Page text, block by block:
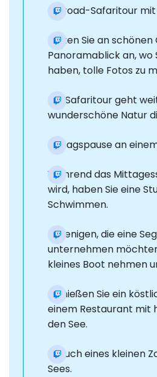
Offroad-Safaritour mit
Halten Sie an
Panoramablick an, wo
haben, tolle Fotos zu
Die Safaritour geht
wunderschöne Natur
Mittagspause an
Während das
wird, haben Sie eine
Schwimmen.
Diejenigen, die eine
unternehmen
kleines Boot nehmen
Genießen Sie ein
einem Restaurant mit
den See.
Besuch eines kleinen
Sees.